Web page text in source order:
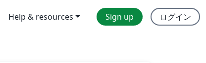
Help & resources Sign up ログイン